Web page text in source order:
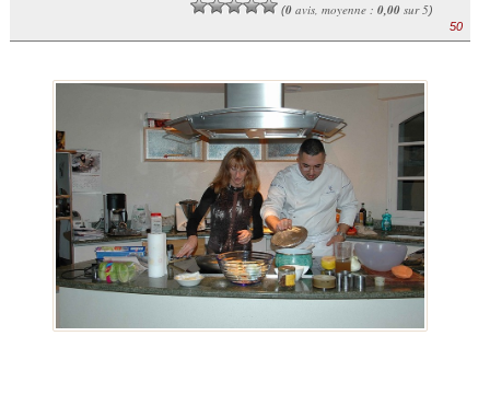
(0avis, moyenne : 0,00sur 5)
50